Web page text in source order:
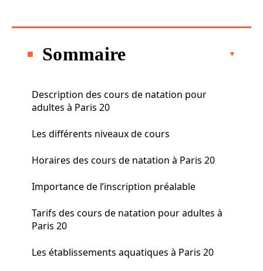
Sommaire
Description des cours de natation pour
adultes à Paris 20
Les différents niveaux de cours
Horaires des cours de natation à Paris 20
Importance de l’inscription préalable
Tarifs des cours de natation pour adultes à
Paris 20
Les établissements aquatiques à Paris 20